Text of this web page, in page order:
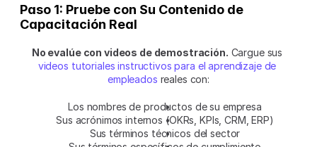
Paso 1: Pruebe con Su Contenido de
Capacitación Real
No evalúe con videos de demostración.
videos tutoriales instructivos para el aprendizaje de
empleados reales con:
Los nombres de productos de su empresa
Sus acrónimos internos (OKRs, KPIs, CRM, ERP)
Sus términos técnicos del sector